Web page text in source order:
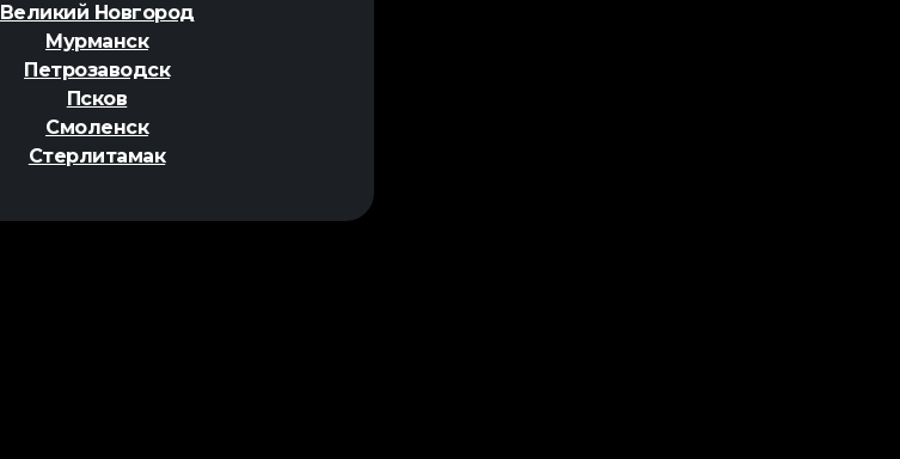
Великий Новгород
Мурманск
Петрозаводск
Псков
Смоленск
Стерлитамак